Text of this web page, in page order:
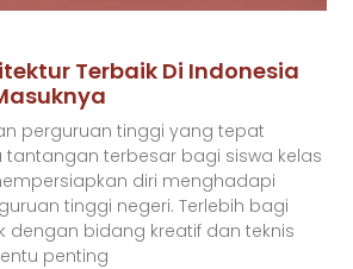
Terbaik Di Indonesia
perguruan tinggi yang tepat
terbesar bagi siswa kelas
diri menghadapi
tinggi negeri. Terlebih bagi
dengan bidang kreatif dan teknis
penting